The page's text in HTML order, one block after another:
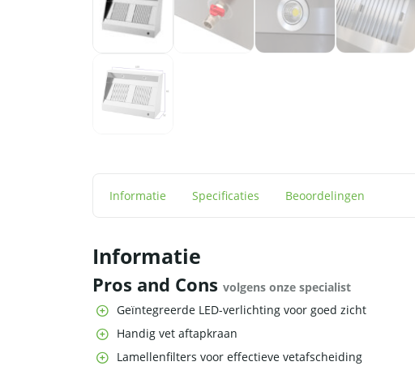
Informatie Specificaties Beoordelingen
Informatie
Pros and Cons volgens onze specialist
Geïntegreerde LED-verlichting voor goed zicht
Handig vet aftapkraan
Lamellenfilters voor effectieve vetafscheiding